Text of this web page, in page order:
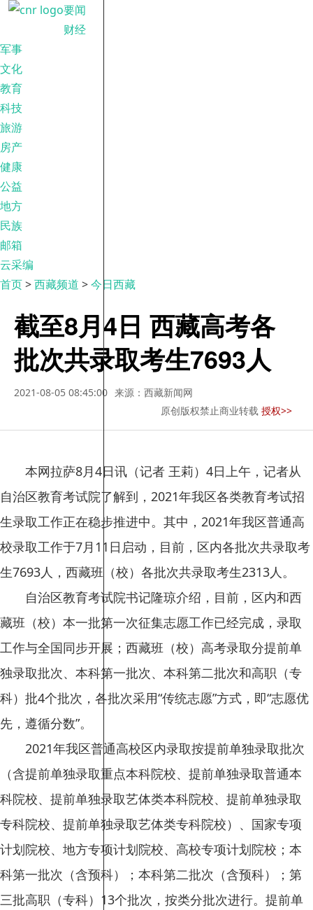
要闻
财经
军事
文化
教育
科技
旅游
房产
健康
公益
地方
民族
邮箱
云采编
首页>西藏频道 >今日西藏
截至8月4日 西藏高考各
批次共录取考生7693人
2021-08-05 08:45:00 来源：西藏新闻网
原创版权禁止商业转载 授权>>
本网拉萨8月4日讯（记者 王莉）4日上午，记者从
自治区教育考试院了解到，2021年我区各类教育考试招
生录取工作正在稳步推进中。其中，2021年我区普通高
校录取工作于7月11日启动，目前，区内各批次共录取考
生7693人，西藏班（校）各批次共录取考生2313人。
自治区教育考试院书记隆琼介绍，目前，区内和西
藏班（校）本一批第一次征集志愿工作已经完成，录取
工作与全国同步开展；西藏班（校）高考录取分提前单
独录取批次、本科第一批次、本科第二批次和高职（专
科）批4个批次，各批次采用“传统志愿”方式，即“志愿优
先，遵循分数”。
2021年我区普通高校区内录取按提前单独录取批次
（含提前单独录取重点本科院校、提前单独录取普通本
科院校、提前单独录取艺体类本科院校、提前单独录取
专科院校、提前单独录取艺体类专科院校）、国家专项
计划院校、地方专项计划院校、高校专项计划院校；本
科第一批次（含预科）；本科第二批次（含预科）；第
三批高职（专科）13个批次，按类分批次进行。提前单